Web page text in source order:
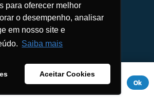
para oferecer melhor
o desempenho, analisar
em nosso site e
Saiba mais
Aceitar Cookies
Seja um patrocinador
melhorar sua experiência. Se você
você concorda com ele.Aviso de
Ok